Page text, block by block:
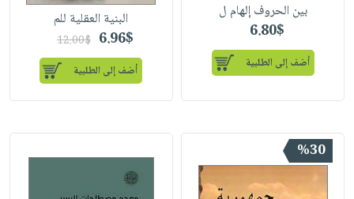
بين الحروف إلهام ل
6.80$
أضف إلى الطلبية
البنية العقلية للم
6.96$
12.00$
أضف إلى الطلبية
%30